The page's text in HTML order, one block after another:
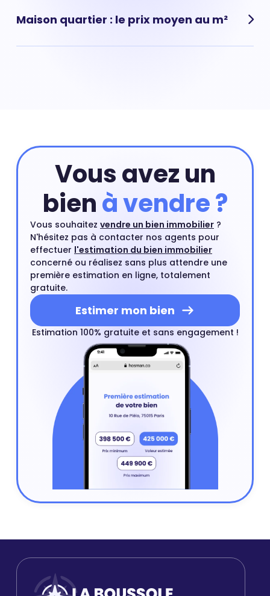
Maison quartier : le prix moyen au m²
Vous avez un
bienà vendre ?
Vous souhaitez vendre un bien immobilier ?
N'hésitez pas à contacter nos agents pour
effectuer l'estimation du bien immobilier
concerné ou réalisez sans plus attendre une
première estimation en ligne, totalement
gratuite.
Estimer mon bien
Estimation 100% gratuite et sans engagement !